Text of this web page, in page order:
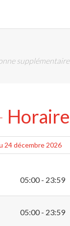
05:00 - 23:59
05:00 - 23:59